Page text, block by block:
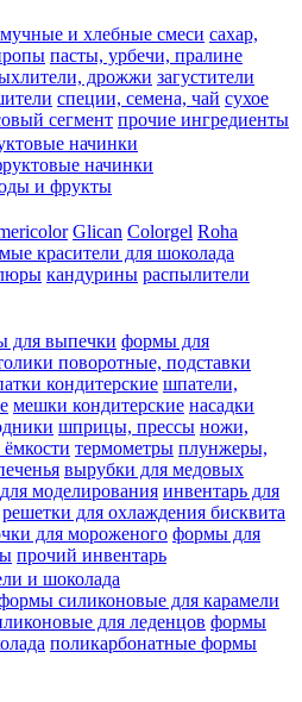
мучные и хлебные смеси сахар,
пасты, урбечи, пралине
дрожжи загустители
специи, семена, чай сухое
сегмент прочие ингредиенты
начинки
начинки
и фрукты
Glican Colorgel Roha
красители для шоколада
кандурины распылители
для выпечки формы для
поворотные, подставки
кондитерские шпатели,
мешки кондитерские насадки
шприцы, прессы ножи,
термометры плунжеры,
вырубки для медовых
моделирования инвентарь для
решетки для охлаждения бисквита
для мороженого формы для
прочий инвентарь
и шоколада
силиконовые для карамели
для леденцов формы
поликарбонатные формы